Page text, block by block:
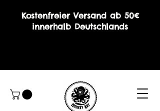
Kostenfreier Versand ab 50€
innerhalb Deutschlands